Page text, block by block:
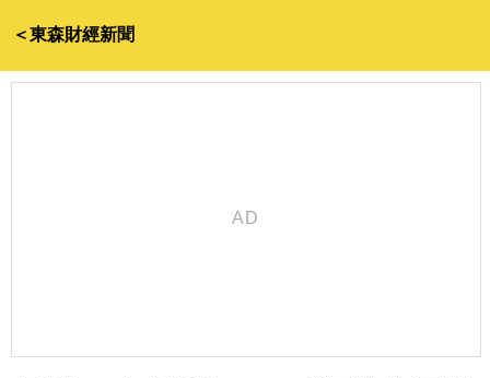
＜東森財經新聞